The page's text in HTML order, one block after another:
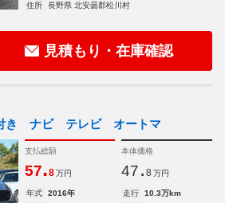
住所
長野県 北安曇郡松川村
見積もり・在庫確認
付き ナビ テレビ オートマ
支払総額
57.8 万円
本体価格
47. 8 万円
年式 2016年 走行
10.3万km